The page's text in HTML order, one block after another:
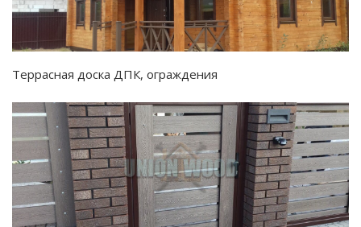
Террасная доска ДПК, ограждения